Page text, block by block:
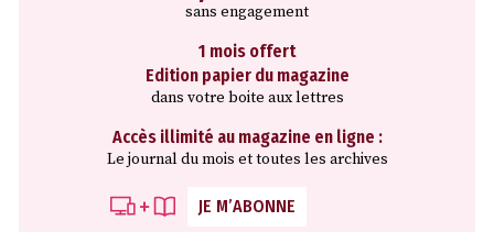
sans engagement
1 mois offert
Edition papier du magazine
dans votre boite aux lettres
Accès illimité au magazine en ligne :
Le journal du mois et toutes les archives
JE M’ABONNE